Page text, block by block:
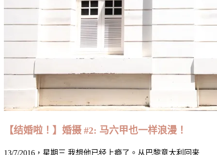
【结婚啦！】婚摄 #2: 马六甲也一样浪漫！
13/7/2016，星期三 我想他已经上瘾了。从巴黎意大利回来